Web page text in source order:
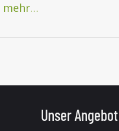
mehr…
Unser Angebot